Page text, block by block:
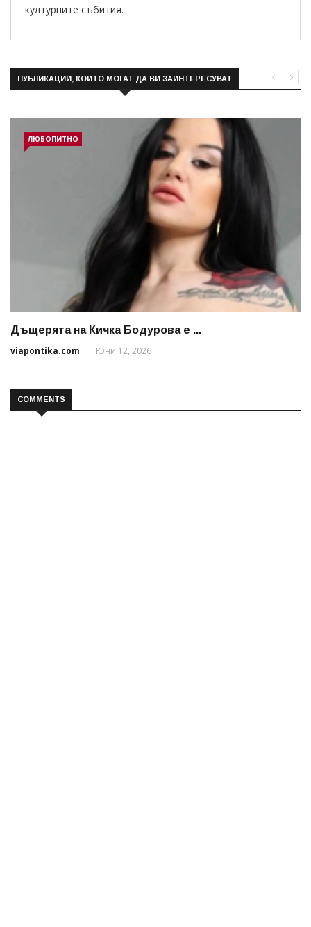
културните събития.
ПУБЛИКАЦИИ, КОИТО МОГАТ ДА ВИ ЗАИНТЕРЕСУВАТ
ЛЮБОПИТНО
Дъщерята на Кичка Бодурова е ...
viapontika.com
Юни 12, 2026
COMMENTS